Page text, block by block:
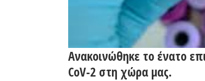
Ανακοινώθηκε το ένατο
CoV-2 στη χώρα μας.